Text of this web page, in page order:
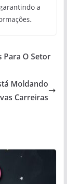
a
Para O Setor
Moldando
Carreiras